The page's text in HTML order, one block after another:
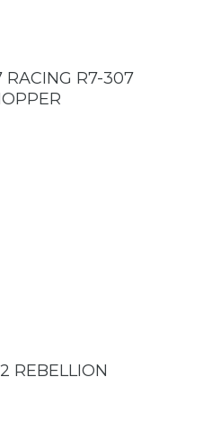
RACING R7-307
REBELLION